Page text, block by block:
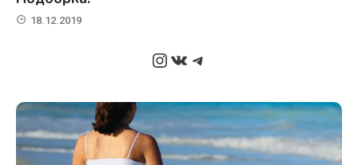
18.12.2019
Instagram
ВКонтакте
Telegram